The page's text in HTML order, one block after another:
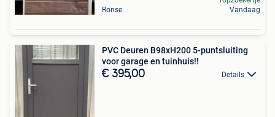
Ronse
Vandaag
PVC Deuren B98xH200 5-puntsluiting
voor garage en tuinhuis!!
€ 395,00 Details